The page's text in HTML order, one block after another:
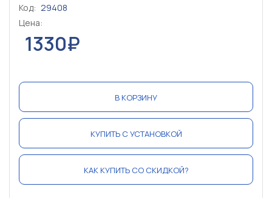
Код: 29408
Цена:
1330₽
В КОРЗИНУ
КУПИТЬ С УСТАНОВКОЙ
КАК КУПИТЬ СО СКИДКОЙ?